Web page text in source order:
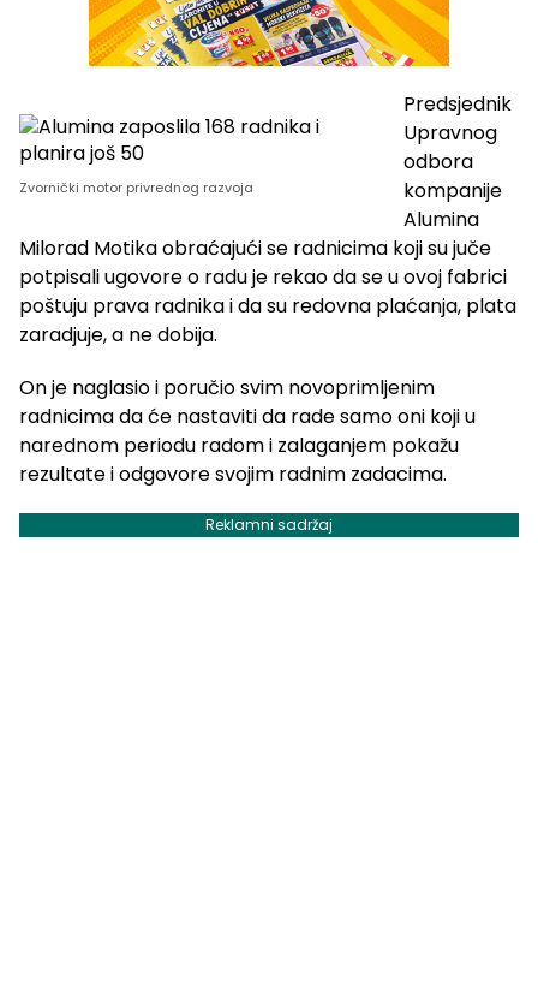
Zvornički motor privrednog razvoja
Predsjednik
Upravnog
odbora
kompanije
Alumina
Milorad Motika obraćajući se radnicima koji su juče
potpisali ugovore o radu je rekao da se u ovoj fabrici
poštuju prava radnika i da su redovna plaćanja, plata
zaradjuje, a ne dobija.
On je naglasio i poručio svim novoprimljenim
radnicima da će nastaviti da rade samo oni koji u
narednom periodu radom i zalaganjem pokažu
rezultate i odgovore svojim radnim zadacima.
Reklamni sadržaj